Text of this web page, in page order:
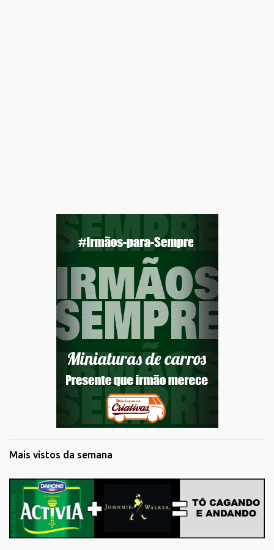
Mais vistos da semana